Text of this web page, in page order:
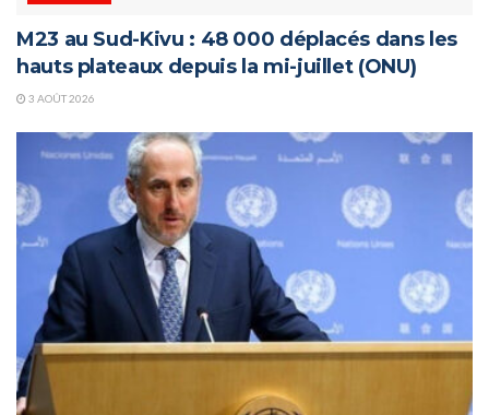
M23 au Sud-Kivu : 48 000 déplacés dans les
hauts plateaux depuis la mi-juillet (ONU)
3 AOÛT 2026